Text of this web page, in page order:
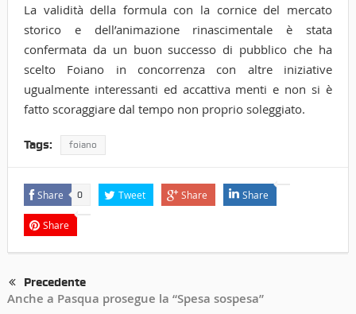
La validità della formula con la cornice del mercato
storico e dell’animazione rinascimentale è stata
confermata da un buon successo di pubblico che ha
scelto Foiano in concorrenza con altre iniziative
ugualmente interessanti ed accattiva menti e non si è
fatto scoraggiare dal tempo non proprio soleggiato.
Tags: foiano
Share 0 Tweet Share Share
Share
Precedente
Anche a Pasqua prosegue la “Spesa sospesa”